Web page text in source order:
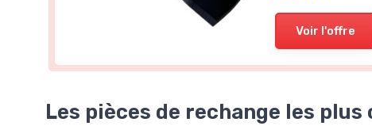
Voir l'offre
Les pièces de rechange les